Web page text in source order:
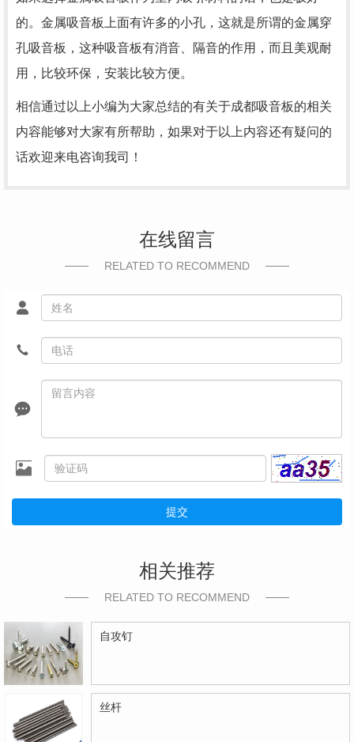
的。金属吸音板上面有许多的小孔，这就是所谓的金属穿
孔吸音板，这种吸音板有消音、隔音的作用，而且美观耐
用，比较环保，安装比较方便。
相信通过以上小编为大家总结的有关于成都吸音板的相关
内容能够对大家有所帮助，如果对于以上内容还有疑问的
话欢迎来电咨询我司！
在线留言
RELATED TO RECOMMEND
提交
相关推荐
RELATED TO RECOMMEND
自攻钉
丝杆